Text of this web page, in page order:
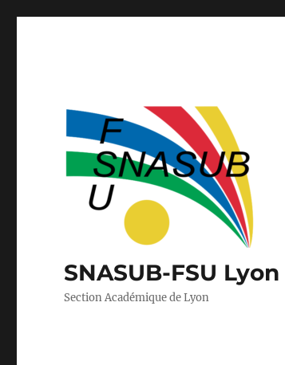
SNASUB-FSU Lyon
Section Académique de Lyon